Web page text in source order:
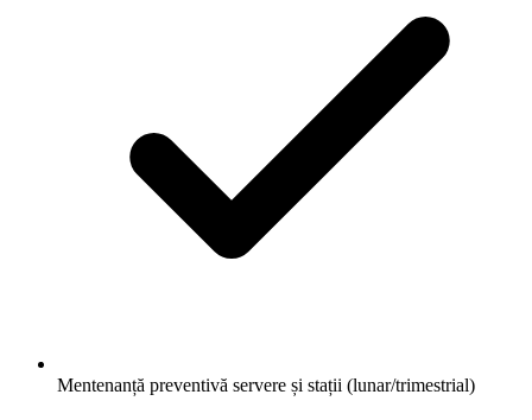
Mentenanță preventivă servere și stații (lunar/trimestrial)